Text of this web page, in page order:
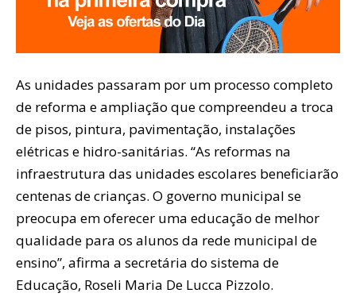
As unidades passaram por um processo completo
de reforma e ampliação que compreendeu a troca
de pisos, pintura, pavimentação, instalações
elétricas e hidro-sanitárias. “As reformas na
infraestrutura das unidades escolares beneficiarão
centenas de crianças. O governo municipal se
preocupa em oferecer uma educação de melhor
qualidade para os alunos da rede municipal de
ensino”, afirma a secretária do sistema de
Educação, Roseli Maria De Lucca Pizzolo.